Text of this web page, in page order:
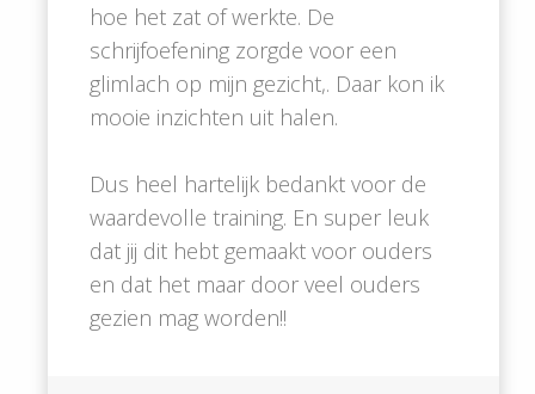
hoe het zat of werkte. De
schrijfoefening zorgde voor een
glimlach op mijn gezicht,. Daar kon ik
mooie inzichten uit halen.
Dus heel hartelijk bedankt voor de
waardevolle training. En super leuk
dat jij dit hebt gemaakt voor ouders
en dat het maar door veel ouders
gezien mag worden!!